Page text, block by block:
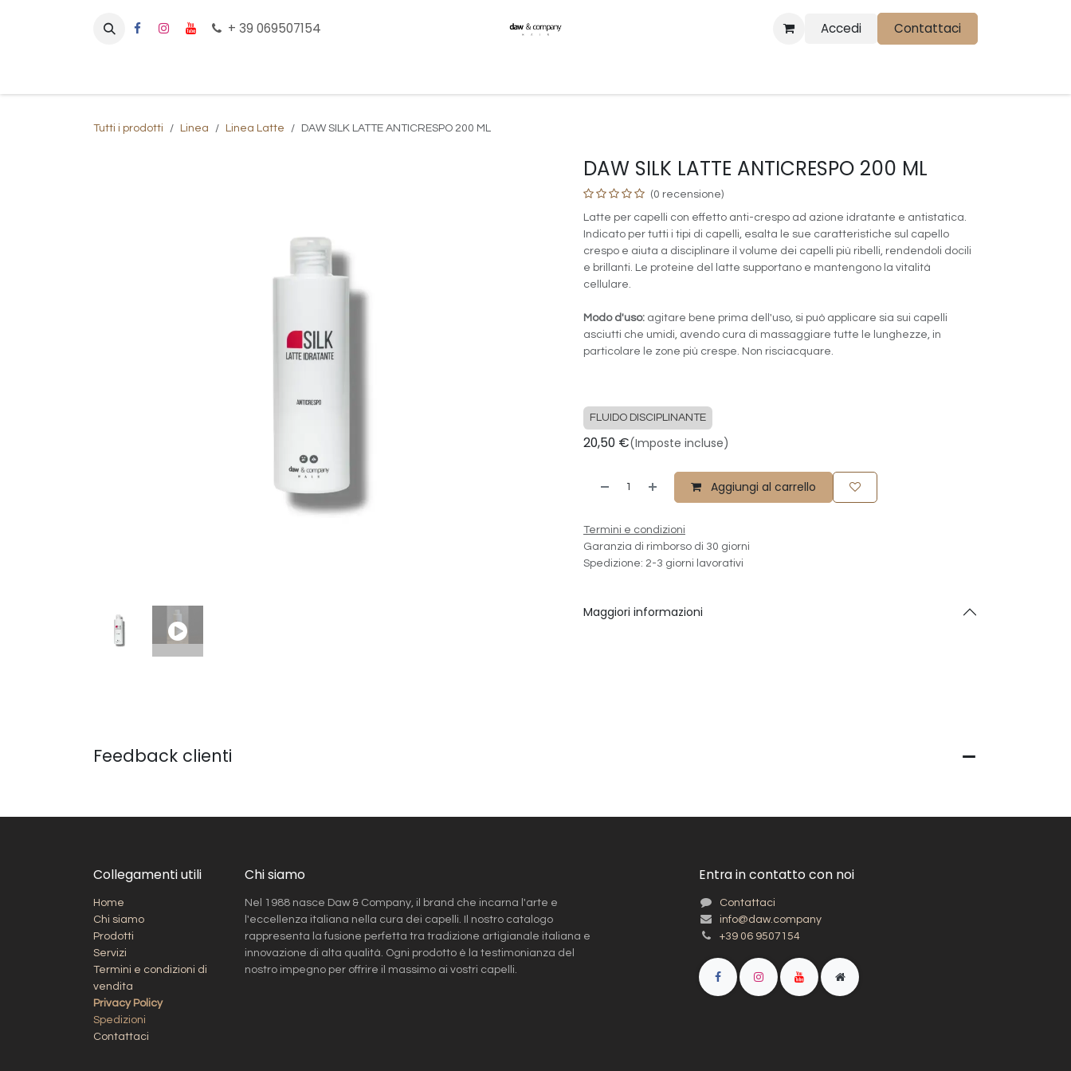
+ 39 069507154 Accedi Contattaci
Tutti i prodotti Linea Linea Latte DAW SILK LATTE ANTICRESPO 200 ML
DAW SILK LATTE ANTICRESPO 200 ML
(0 recensione)
Latte per capelli con effetto anti-crespo ad azione idratante e antistatica.
Indicato per tutti i tipi di capelli, esalta le sue caratteristiche sul capello
crespo e aiuta a disciplinare il volume dei capelli più ribelli, rendendoli docili
e brillanti. Le proteine del latte supportano e mantengono la vitalità
cellulare.
Modo d'uso: agitare bene prima dell'uso, si può applicare sia sui capelli
asciutti che umidi, avendo cura di massaggiare tutte le lunghezze, in
particolare le zone più crespe. Non risciacquare.
FLUIDO DISCIPLINANTE
20,50 €(Imposte incluse)
Aggiungi al carrello
Termini e condizioni
Garanzia di rimborso di 30 giorni
Spedizione: 2-3 giorni lavorativi
Maggiori informazioni
Feedback clienti
Collegamenti utili
Home
Chi siamo
Prodotti
Servizi
Termini e condizioni di
vendita
Privacy Policy
Spedizioni​
Contattaci
Chi siamo
Nel 1988 nasce Daw & Company, il brand che incarna l'arte e
l'eccellenza italiana nella cura dei capelli. Il nostro catalogo
rappresenta la fusione perfetta tra tradizione artigianale italiana e
innovazione di alta qualità. Ogni prodotto è la testimonianza del
nostro impegno per offrire il massimo ai vostri capelli.
Entra in contatto con noi
Contattaci
info@daw.company
+39 06 9507154